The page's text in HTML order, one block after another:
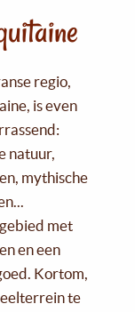
regio,
is even
natuur,
mythische
met
en een
Kortom,
te